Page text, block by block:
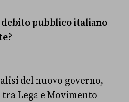
debito pubblico italiano
del nuovo governo,
Lega e Movimento